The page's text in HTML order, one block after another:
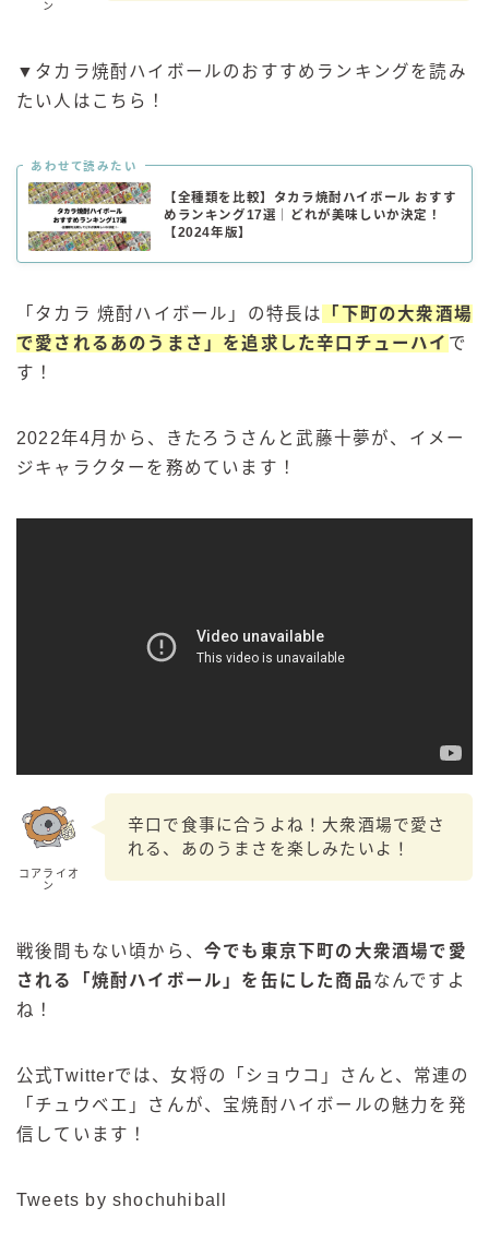
ン
▼タカラ焼酎ハイボールのおすすめランキングを読み
たい人はこちら！
あわせて読みたい
【全種類を比較】タカラ焼酎ハイボール おすす
めランキング17選｜どれが美味しいか決定！
【2024年版】
「タカラ 焼酎ハイボール」の特長は
「下町の大衆酒場
で愛されるあのうまさ」を追求した辛口チューハイ で
す！
2022年4月から、きたろうさんと武藤十夢が、イメー
ジキャラクターを務めています！
コアライオ
ン
辛口で食事に合うよね！大衆酒場で愛さ
れる、あのうまさを楽しみたいよ！
戦後間もない頃から、 今でも東京下町の大衆酒場で愛
される「焼酎ハイボール」を缶にした商品なんですよ
ね！
公式Twitterでは、女将の「ショウコ」さんと、常連の
「チュウベエ」さんが、宝焼酎ハイボールの魅力を発
信しています！
Tweets by shochuhiball